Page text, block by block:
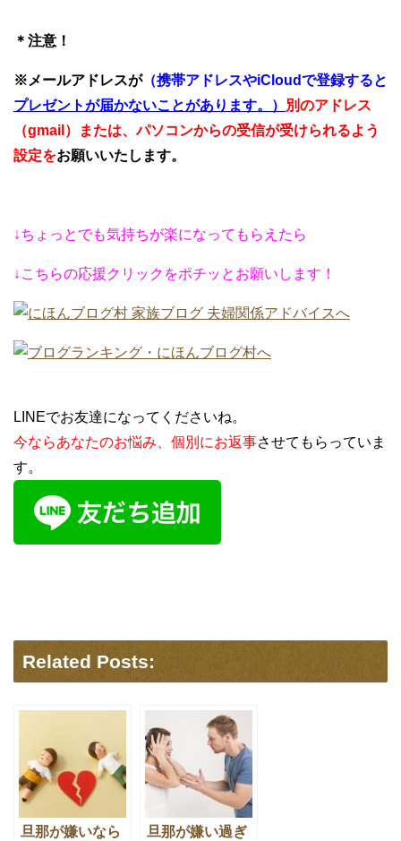
＊注意！
※メールアドレスが（携帯アドレスやiCloudで登録すると
プレゼントが届かないことがあります。）
別のアドレス
（gmail）または、パソコンからの受信が受けられるよう
設定をお願いいたします。
↓ちょっとでも気持ちが楽になってもらえたら
↓こちらの応援クリックをポチッとお願いします！
LINEでお友達になってくださいね。
今ならあなたのお悩み、個別にお返事させてもらっていま
す。
Related Posts:
旦那が嫌いなら
旦那が嫌い過ぎ